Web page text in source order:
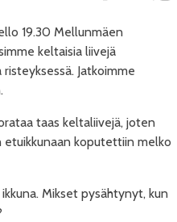
19.30 Mellunmäen
keltaisia liivejä
Jatkoimme
taas keltaliivejä, joten
etuikkunaan koputettiin melko
Mikset pysähtynyt, kun